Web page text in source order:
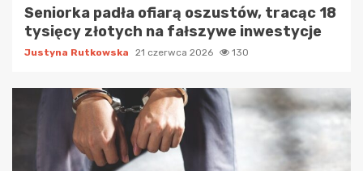
Seniorka padła ofiarą oszustów, tracąc 18
tysięcy złotych na fałszywe inwestycje
Justyna Rutkowska 21 czerwca 2026 130